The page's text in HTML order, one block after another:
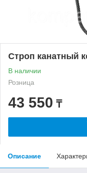
Строп канатный
В наличии
Розница
43 550 ₸
Описание